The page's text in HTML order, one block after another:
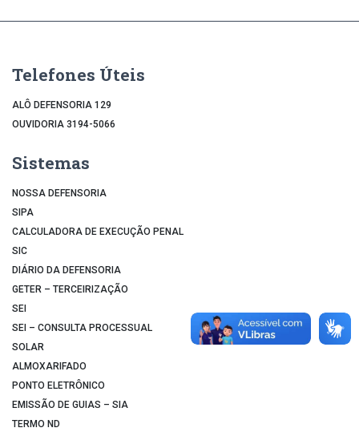
Telefones Úteis
ALÔ DEFENSORIA 129
OUVIDORIA 3194-5066
Sistemas
NOSSA DEFENSORIA
SIPA
CALCULADORA DE EXECUÇÃO PENAL
SIC
DIÁRIO DA DEFENSORIA
GETER – TERCEIRIZAÇÃO
SEI
SEI – CONSULTA PROCESSUAL
SOLAR
ALMOXARIFADO
PONTO ELETRÔNICO
EMISSÃO DE GUIAS – SIA
TERMO ND